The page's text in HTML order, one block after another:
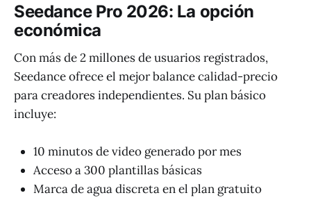
Seedance Pro 2026: La opción
económica
Con más de 2 millones de usuarios registrados,
Seedance ofrece el mejor balance calidad-precio
para creadores independientes. Su plan básico
incluye:
10 minutos de video generado por mes
Acceso a 300 plantillas básicas
Marca de agua discreta en el plan gratuito